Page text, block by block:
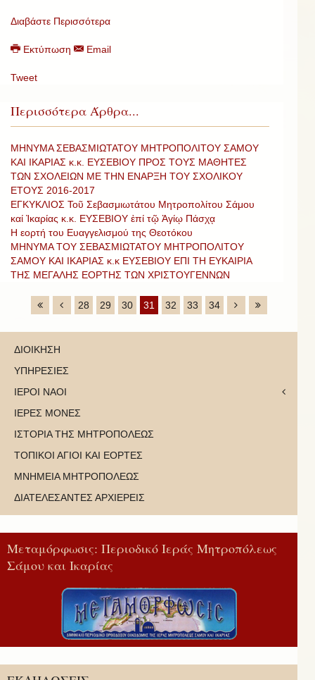
Διαβάστε Περισσότερα
Εκτύπωση Email
Tweet
Περισσότερα Άρθρα...
ΜΗΝΥΜΑ ΣΕΒΑΣΜΙΩΤΑΤΟΥ ΜΗΤΡΟΠΟΛΙΤΟΥ ΣΑΜΟΥ
ΚΑΙ ΙΚΑΡΙΑΣ κ.κ. ΕΥΣΕΒΙΟΥ ΠΡΟΣ ΤΟΥΣ ΜΑΘΗΤΕΣ
ΤΩΝ ΣΧΟΛΕΙΩΝ ΜΕ ΤΗΝ ΕΝΑΡΞΗ ΤΟΥ ΣΧΟΛΙΚΟΥ
ΕΤΟΥΣ 2016-2017
ΕΓΚΥΚΛΙΟΣ Τοῦ Σεβασμιωτάτου Μητροπολίτου Σάμου
καί Ἰκαρίας κ.κ. ΕΥΣΕΒΙΟΥ ἐπί τῷ Ἁγίῳ Πάσχᾳ
Η εορτή του Ευαγγελισμού της Θεοτόκου
ΜΗΝΥΜΑ ΤΟΥ ΣΕΒΑΣΜΙΩΤΑΤΟΥ ΜΗΤΡΟΠΟΛΙΤΟΥ
ΣΑΜΟΥ ΚΑΙ ΙΚΑΡΙΑΣ κ.κ ΕΥΣΕΒΙΟΥ ΕΠΙ ΤΗ ΕΥΚΑΙΡΙΑ
ΤΗΣ ΜΕΓΑΛΗΣ ΕΟΡΤΗΣ ΤΩΝ ΧΡΙΣΤΟΥΓΕΝΝΩΝ
28 29 30 31 32 33 34
ΔΙΟΙΚΗΣΗ
ΥΠΗΡΕΣΙΕΣ
ΙΕΡΟΙ ΝΑΟΙ
ΙΕΡΕΣ ΜΟΝΕΣ
ΙΣΤΟΡΙΑ ΤΗΣ ΜΗΤΡΟΠΟΛΕΩΣ
ΤΟΠΙΚΟΙ ΑΓΙΟΙ ΚΑΙ ΕΟΡΤΕΣ
ΜΝΗΜΕΙΑ ΜΗΤΡΟΠΟΛΕΩΣ
ΔΙΑΤΕΛΕΣΑΝΤΕΣ ΑΡΧΙΕΡΕΙΣ
Μεταμόρφωσις: Περιοδικό Ιεράς Μητροπόλεως
Σάμου και Ικαρίας